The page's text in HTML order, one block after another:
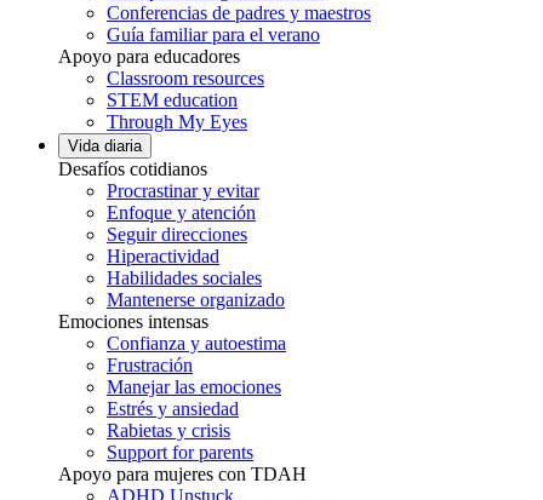
Conferencias de padres y maestros
Guía familiar para el verano
Apoyo para educadores
Classroom resources
STEM education
Through My Eyes
Vida diaria
Desafíos cotidianos
Procrastinar y evitar
Enfoque y atención
Seguir direcciones
Hiperactividad
Habilidades sociales
Mantenerse organizado
Emociones intensas
Confianza y autoestima
Frustración
Manejar las emociones
Estrés y ansiedad
Rabietas y crisis
Support for parents
Apoyo para mujeres con TDAH